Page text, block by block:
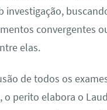
investigação,
convergentes
elas.
de todos os
o perito elabora o